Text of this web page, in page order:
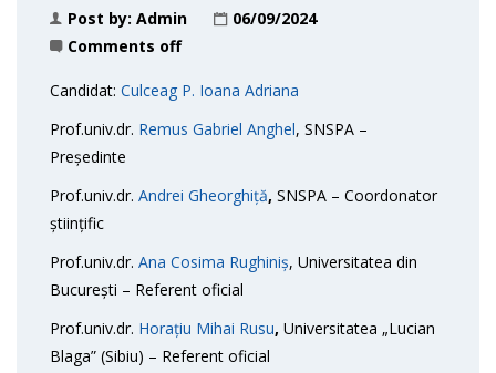
Post by: Admin
06/09/2024
Comments off
Candidat: Culceag P. Ioana Adriana
Prof.univ.dr. Remus Gabriel Anghel, SNSPA –
Președinte
Prof.univ.dr. Andrei Gheorghiță, SNSPA – Coordonator
științific
Prof.univ.dr. Ana Cosima Rughiniș, Universitatea din
București – Referent oficial
Prof.univ.dr. Horațiu Mihai Rusu, Universitatea „Lucian
Blaga” (Sibiu) – Referent oficial